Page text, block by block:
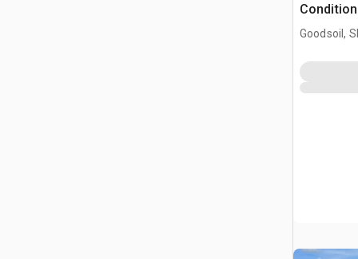
Goodsoil,